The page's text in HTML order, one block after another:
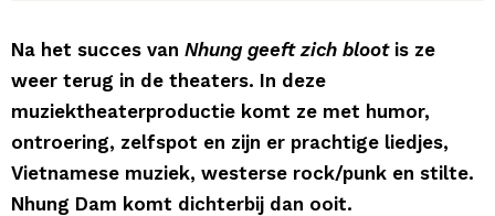
Na het succes van Nhung geeft zich blootis ze
weer terug in de theaters. In deze
muziektheaterproductie komt ze met humor,
ontroering, zelfspot en zijn er prachtige liedjes,
Vietnamese muziek, westerse rock/punk en stilte.
Nhung Dam komt dichterbij dan ooit.